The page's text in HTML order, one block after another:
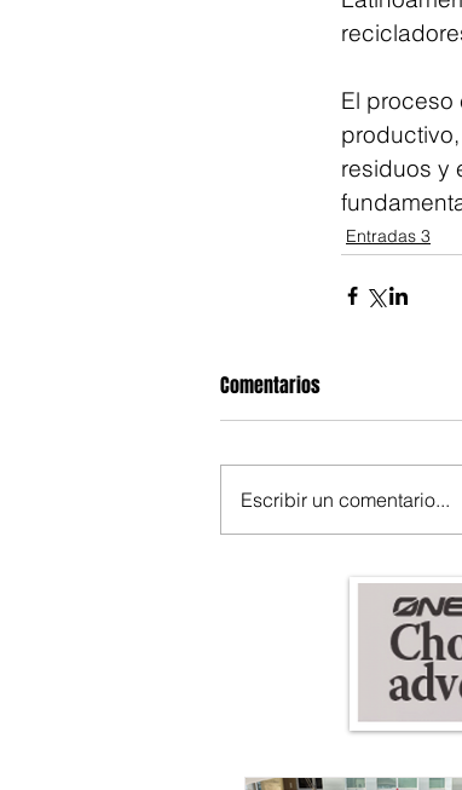
El proceso
residuos y
Entradas 3
Comentarios
Escribir un comentario...